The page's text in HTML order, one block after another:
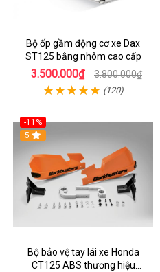
Bộ ốp gầm động cơ xe Dax
ST125 bằng nhôm cao cấp
3.500.000₫ 3.800.000₫
(120)
-11%
5
Bộ bảo vệ tay lái xe Honda
CT125 ABS thương hiệu